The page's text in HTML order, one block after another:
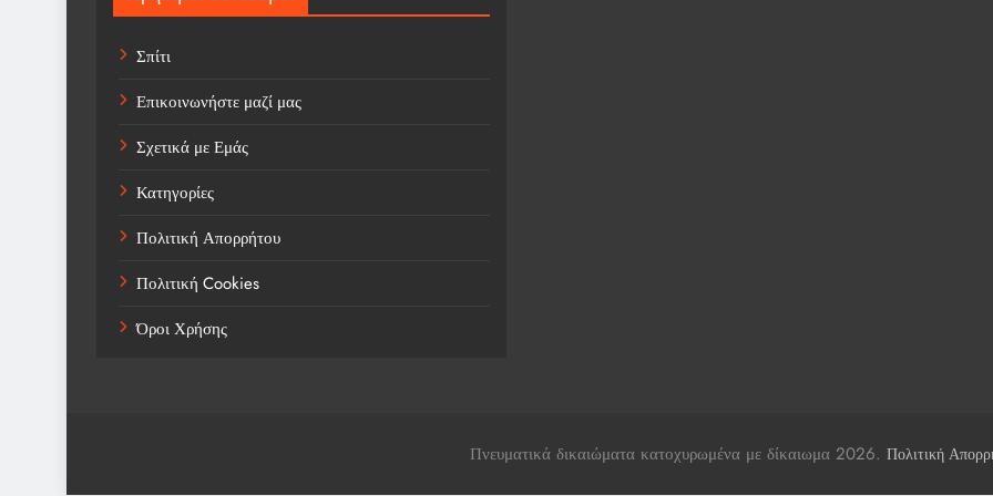
Σπίτι
Επικοινωνήστε μαζί μας
Σχετικά με Εμάς
Κατηγορίες
Πολιτική Απορρήτου
Πολιτική Cookies
Όροι Χρήσης
Πνευματικά δικαιώματα κατοχυρωμένα με δίκαιωμα 2026. Πολιτική